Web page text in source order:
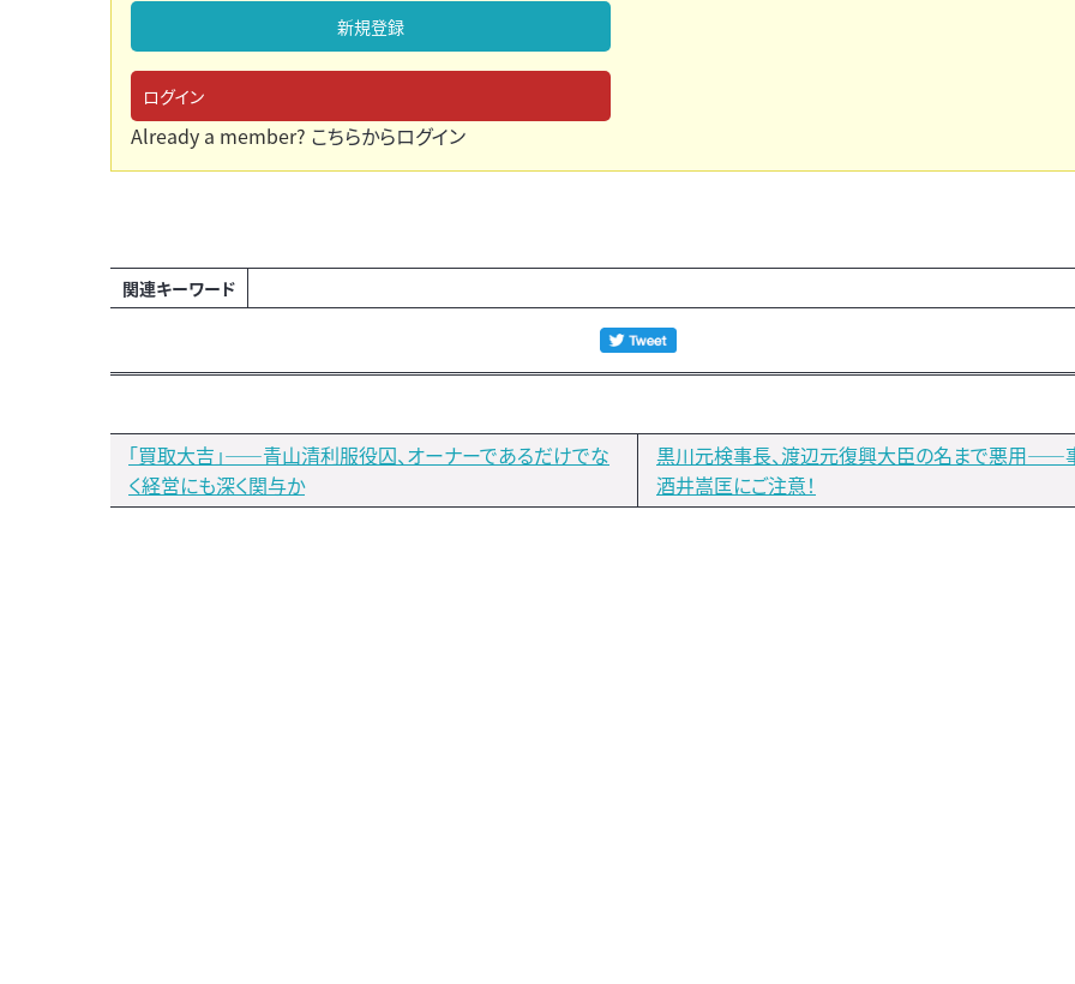
新規登録
ログイン
Already a member? こちらからログイン
関連キーワード
「買取大吉」――青山清利服役囚、オーナーであるだけでな
く経営にも深く関与か
黒川元検事長、渡辺元復興大臣の名まで悪用――
酒井嵩匡にご注意！